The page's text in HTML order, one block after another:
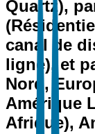
Quartz),
canal de
ligne), et
Nord,
Amérique
Afrique),